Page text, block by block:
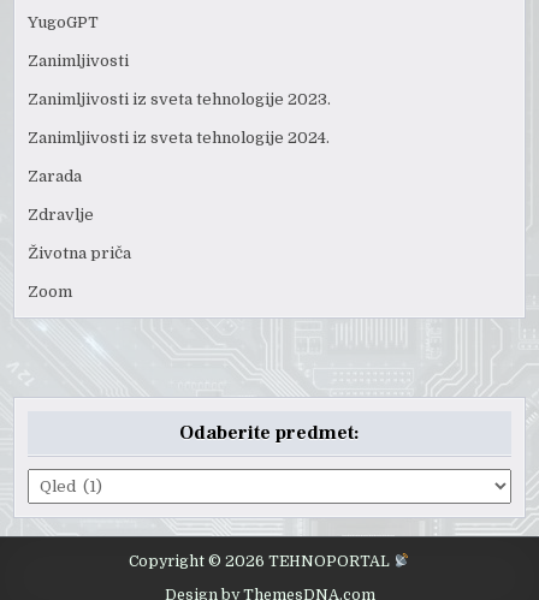
YugoGPT
Zanimljivosti
Zanimljivosti iz sveta tehnologije 2023.
Zanimljivosti iz sveta tehnologije 2024.
Zarada
Zdravlje
Životna priča
Zoom
Odaberite predmet:
Odaberite
predmet:
Copyright © 2026 TEHNOPORTAL
Design by ThemesDNA.com